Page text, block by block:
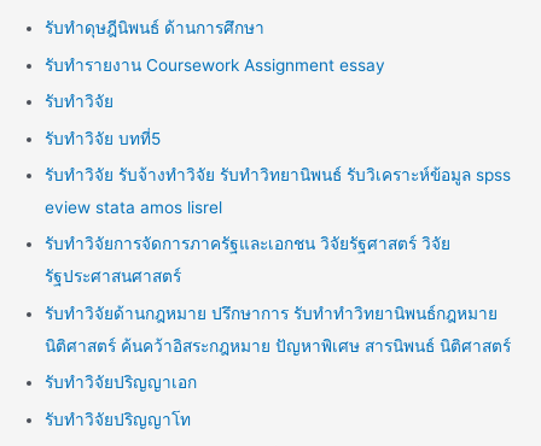
รับทำดุษฎีนิพนธ์ ด้านการศึกษา
รับทำรายงาน Coursework Assignment essay
รับทำวิจัย
รับทำวิจัย บทที่5
รับทำวิจัย รับจ้างทำวิจัย รับทำวิทยานิพนธ์ รับวิเคราะห์ข้อมูล spss
eview stata amos lisrel
รับทำวิจัยการจัดการภาครัฐและเอกชน วิจัยรัฐศาสตร์ วิจัย
รัฐประศาสนศาสตร์
รับทำวิจัยด้านกฎหมาย ปรึกษาการ รับทำทำวิทยานิพนธ์กฎหมาย
นิติศาสตร์ ค้นคว้าอิสระกฎหมาย ปัญหาพิเศษ สารนิพนธ์ นิติศาสตร์
รับทำวิจัยปริญญาเอก
รับทำวิจัยปริญญาโท